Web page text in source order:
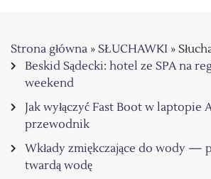
Strona główna » SŁUCHAWKI »
Beskid Sądecki: hotel ze SPA na
weekend
Jak wyłączyć Fast Boot w laptopie
przewodnik
Wkłady zmiękczające do wody —
twardą wodę